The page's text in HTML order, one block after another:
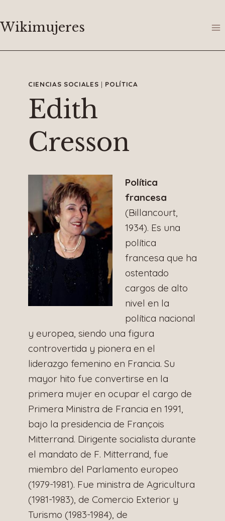
al
Wikimujeres
CIENCIAS SOCIALES | POLÍTICA
Edith
Cresson
Política
francesa
(Billancourt,
1934). Es una
política
francesa que ha
ostentado
cargos de alto
nivel en la
política nacional
y europea, siendo una figura
controvertida y pionera en el
liderazgo femenino en Francia. Su
mayor hito fue convertirse en la
primera mujer en ocupar el cargo de
Primera Ministra de Francia en 1991,
bajo la presidencia de François
Mitterrand. Dirigente socialista durante
el mandato de F. Mitterrand, fue
miembro del Parlamento europeo
(1979-1981). Fue ministra de Agricultura
(1981-1983), de Comercio Exterior y
Turismo (1983-1984), de